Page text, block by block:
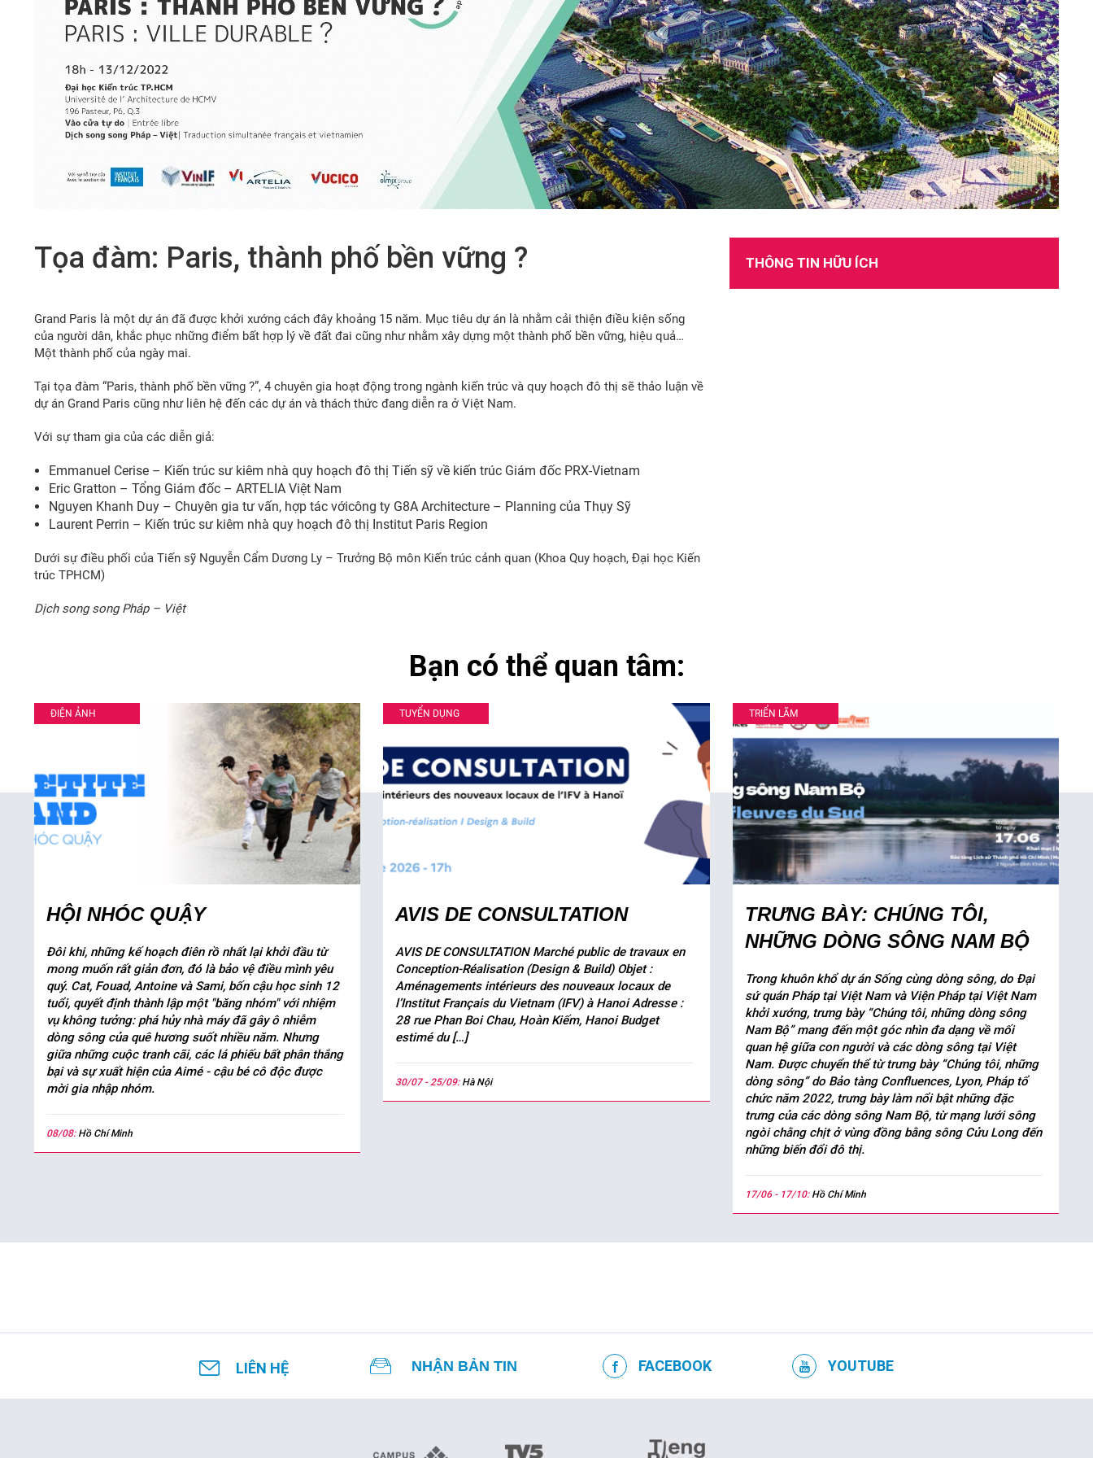
TUYỂN DỤNG
Tọa đàm: Paris, thành phố bền vững ?
Grand Paris là một dự án đã được khởi xướng cách đây khoảng 15 năm. Mục tiêu dự án là nhằm cải thiện điều kiện sống
của người dân, khắc phục những điểm bất hợp lý về đất đai cũng như nhằm xây dựng một thành phố bền vững, hiệu quả…
Một thành phố của ngày mai.
Tại tọa đàm “Paris, thành phố bền vững ?”, 4 chuyên gia hoạt động trong ngành kiến trúc và quy hoạch đô thị sẽ thảo luận về
dự án Grand Paris cũng như liên hệ đến các dự án và thách thức đang diễn ra ở Việt Nam.
Với sự tham gia của các diễn giả:
Emmanuel Cerise – Kiến trúc sư kiêm nhà quy hoạch đô thị Tiến sỹ về kiến trúc Giám đốc PRX-Vietnam
Eric Gratton – Tổng Giám đốc – ARTELIA Việt Nam
Nguyen Khanh Duy – Chuyên gia tư vấn, hợp tác vớicông ty G8A Architecture – Planning của Thụy Sỹ
Laurent Perrin – Kiến trúc sư kiêm nhà quy hoạch đô thị Institut Paris Region
Dưới sự điều phối của Tiến sỹ Nguyễn Cẩm Dương Ly – Trưởng Bộ môn Kiến trúc cảnh quan (Khoa Quy hoạch, Đại học Kiến
trúc TPHCM)
Dịch song song Pháp – Việt
THÔNG TIN HỮU ÍCH
Bạn có thể quan tâm:
ĐIỆN ẢNH
HỘI NHÓC QUẬY
Đôi khi, những kế hoạch điên rồ nhất lại khởi đầu từ
mong muốn rất giản đơn, đó là bảo vệ điều mình yêu
quý. Cat, Fouad, Antoine và Sami, bốn cậu học sinh 12
tuổi, quyết định thành lập một "băng nhóm" với nhiệm
vụ không tưởng: phá hủy nhà máy đã gây ô nhiễm
dòng sông của quê hương suốt nhiều năm. Nhưng
giữa những cuộc tranh cãi, các lá phiếu bất phân thắng
bại và sự xuất hiện của Aimé - cậu bé cô độc được
mời gia nhập nhóm.
08/08: Hồ Chí Minh
TUYỂN DỤNG
AVIS DE CONSULTATION
AVIS DE CONSULTATION Marché public de travaux en
Conception-Réalisation (Design & Build) Objet :
Aménagements intérieurs des nouveaux locaux de
l’Institut Français du Vietnam (IFV) à Hanoi Adresse :
28 rue Phan Boi Chau, Hoàn Kiếm, Hanoi Budget
estimé du […]
30/07 - 25/09: Hà Nội
TRIỂN LÃM
TRƯNG BÀY: CHÚNG TÔI,
NHỮNG DÒNG SÔNG NAM BỘ
Trong khuôn khổ dự án Sống cùng dòng sông, do Đại
sứ quán Pháp tại Việt Nam và Viện Pháp tại Việt Nam
khởi xướng, trưng bày “Chúng tôi, những dòng sông
Nam Bộ” mang đến một góc nhìn đa dạng về mối
quan hệ giữa con người và các dòng sông tại Việt
Nam. Được chuyển thể từ trưng bày “Chúng tôi, những
dòng sông” do Bảo tàng Confluences, Lyon, Pháp tổ
chức năm 2022, trưng bày làm nổi bật những đặc
trưng của các dòng sông Nam Bộ, từ mạng lưới sông
ngòi chằng chịt ở vùng đồng bằng sông Cửu Long đến
những biến đổi đô thị.
17/06 - 17/10: Hồ Chí Minh
LIÊN HỆ NHẬN BẢN TIN FACEBOOK YOUTUBE